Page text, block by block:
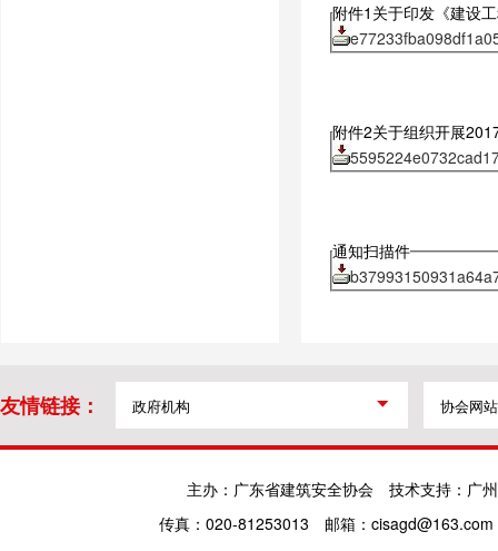
附件1关于印发《建设
附件2关于组织开展
通知扫描件
友情链接：
主办：广东省建筑安全协会
技术支持：广
传真：020-81253013
邮箱：cisagd@163.com